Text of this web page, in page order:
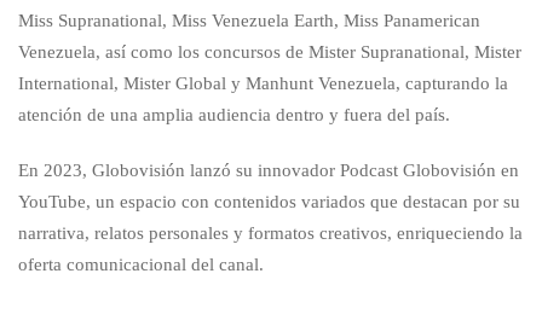
Miss Supranational, Miss Venezuela Earth, Miss Panamerican
Venezuela, así como los concursos de Mister Supranational, Mister
International, Mister Global y Manhunt Venezuela, capturando la
atención de una amplia audiencia dentro y fuera del país.
En 2023, Globovisión lanzó su innovador Podcast Globovisión en
YouTube, un espacio con contenidos variados que destacan por su
narrativa, relatos personales y formatos creativos, enriqueciendo la
oferta comunicacional del canal.